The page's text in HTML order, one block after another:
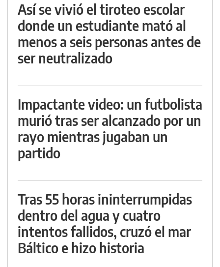
Así se vivió el tiroteo escolar
donde un estudiante mató al
menos a seis personas antes de
ser neutralizado
Impactante video: un futbolista
murió tras ser alcanzado por un
rayo mientras jugaban un
partido
Tras 55 horas ininterrumpidas
dentro del agua y cuatro
intentos fallidos, cruzó el mar
Báltico e hizo historia